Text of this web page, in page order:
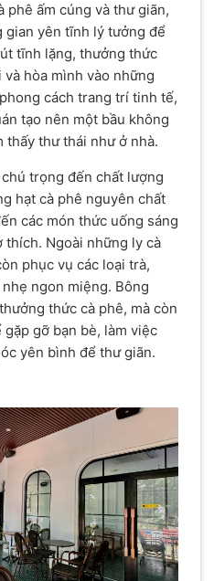
phê ấm cúng và thư giãn,
gian yên tĩnh lý tưởng để
tĩnh lặng, thưởng thức
hòa mình vào những
cách trang trí tinh tế,
tạo nên một bầu không
thấy thư thái như ở nhà.
trọng đến chất lượng
hạt cà phê nguyên chất
các món thức uống sáng
Ngoài những ly cà
phục vụ các loại trà,
ngon miệng. Bông
thức cà phê, mà còn
gỡ bạn bè, làm việc
yên bình để thư giãn.